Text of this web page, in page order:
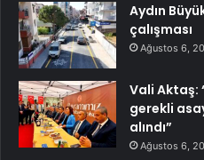
Aydın
çalışması
Ağustos 6,
Vali Aktaş:
gerekli
alındı”
Ağustos 6,